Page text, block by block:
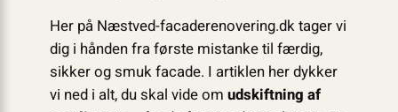
Her på Næstved-facaderenovering.dk tager vi
dig i hånden fra første mistanke til færdig,
sikker og smuk facade. I artiklen her dykker
vi ned i alt, du skal vide om udskiftning af